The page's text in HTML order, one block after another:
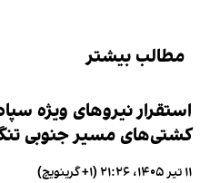
مطالب بیشتر
استقرار نیروهای ویژه
کشتی‌های مسیر جنوبی
۱۱ تیر ۱۴۰۵، ۲۱:۲۶ (‎+۱ گرینویچ)